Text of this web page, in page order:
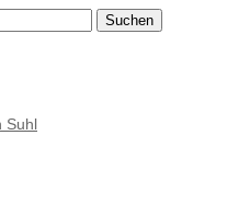
Suchen